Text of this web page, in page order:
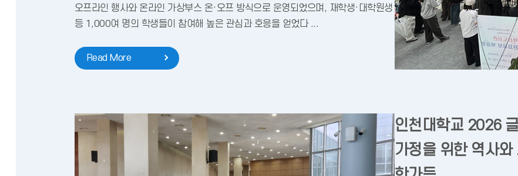
오프라인 행사와 온라인 가상부스 온·오프 방식으로 운영되었으며, 재학생·대학원생
등 1,000여 명의 학생들이 참여해 높은 관심과 호응을 얻었다 ...
Read More
인천대학교 2026
가정을 위한 역사와